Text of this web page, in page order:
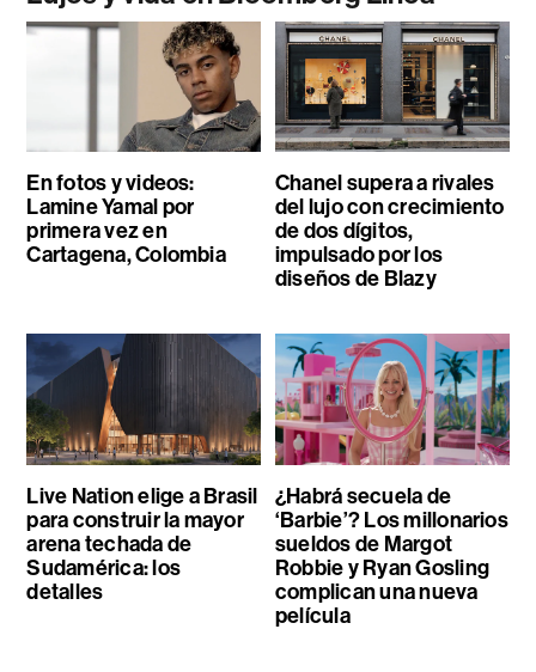
En fotos y videos:
Lamine Yamal por
primera vez en
Cartagena, Colombia
Chanel supera a rivales
del lujo con crecimiento
de dos dígitos,
impulsado por los
diseños de Blazy
Live Nation elige a Brasil
para construir la mayor
arena techada de
Sudamérica: los
detalles
¿Habrá secuela de
‘Barbie’? Los millonarios
sueldos de Margot
Robbie y Ryan Gosling
complican una nueva
película